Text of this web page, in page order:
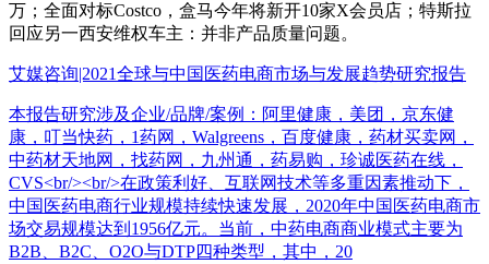
万；全面对标Costco，盒马今年将新开10家X会员店；特斯拉
回应另一西安维权车主：并非产品质量问题。
艾媒咨询|2021全球与中国医药电商市场与发展趋势研究报告
本报告研究涉及企业/品牌/案例：阿里健康，美团，京东健
康，叮当快药，1药网，Walgreens，百度健康，药材买卖网，
中药材天地网，找药网，九州通，药易购，珍诚医药在线，
CVS<br/><br/>在政策利好、互联网技术等多重因素推动下，
中国医药电商行业规模持续快速发展，2020年中国医药电商市
场交易规模达到1956亿元。当前，中药电商商业模式主要为
B2B、B2C、O2O与DTP四种类型，其中，20